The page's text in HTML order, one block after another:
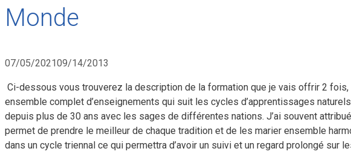
Monde
07/05/202109/14/2013
Ci-dessous vous trouverez la description de la formation que je vais offrir 2
ensemble complet d’enseignements qui suit les cycles d’apprentissages
depuis plus de 30 ans avec les sages de différentes nations. J’ai souvent
permet de prendre le meilleur de chaque tradition et de les marier ensemble
dans un cycle triennal ce qui permettra d’avoir un suivi et un regard prolongé sur